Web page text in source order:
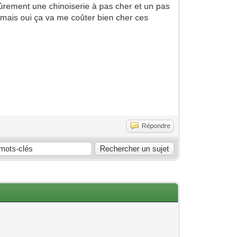
une chinoiserie à pas cher et un pas
oui ça va me coûter bien cher ces
Répondre